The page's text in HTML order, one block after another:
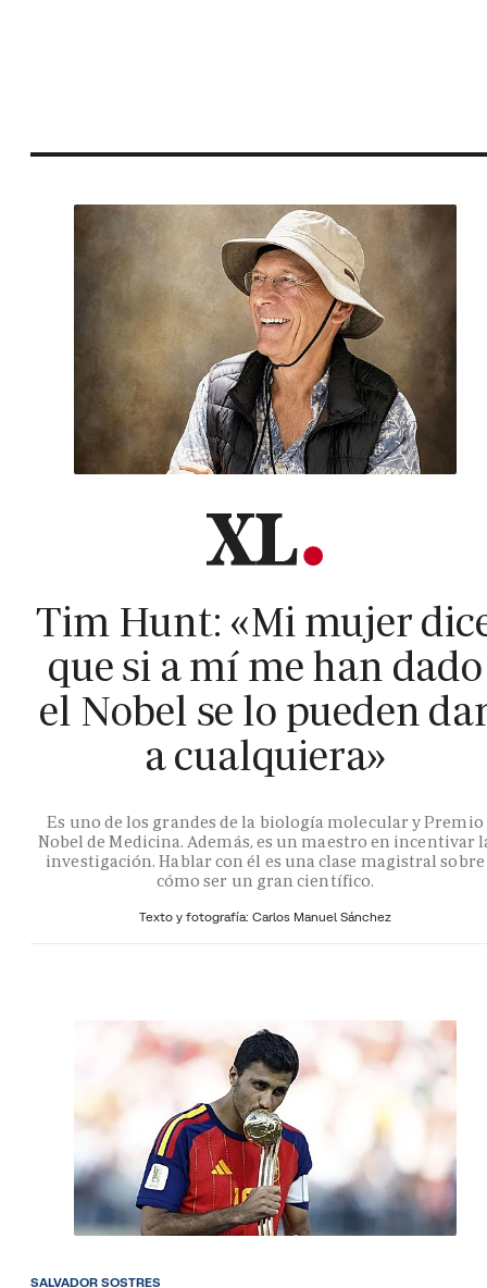
Tim Hunt: «Mi mujer
que si a mí me han dado
el Nobel se lo pueden
a cualquiera»
Es uno de los grandes de la biología molecular y Premio
Nobel de Medicina. Además, es un maestro en incentivar
investigación. Hablar con él es una clase magistral sobre
cómo ser un gran científico.
Texto y fotografía: Carlos Manuel Sánchez
SALVADOR SOSTRES